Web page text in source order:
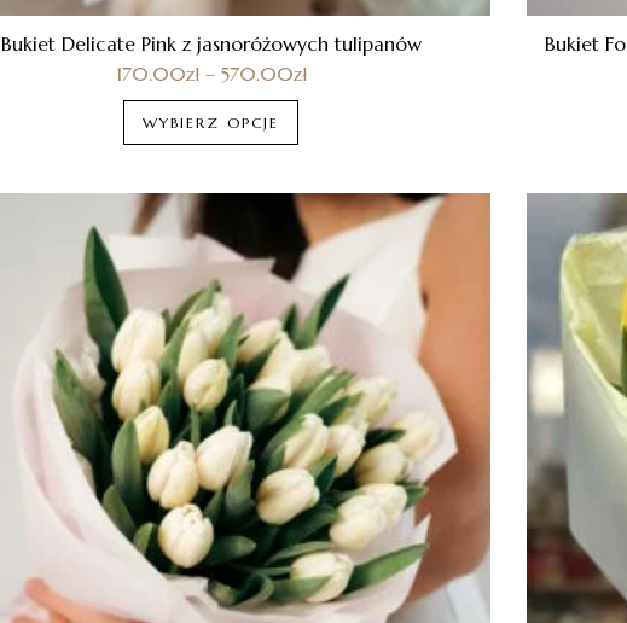
Bukiet Delicate Pink z jasnoróżowych tulipanów
170.00zł– 570.00zł
WYBIERZ OPCJE
Bukiet